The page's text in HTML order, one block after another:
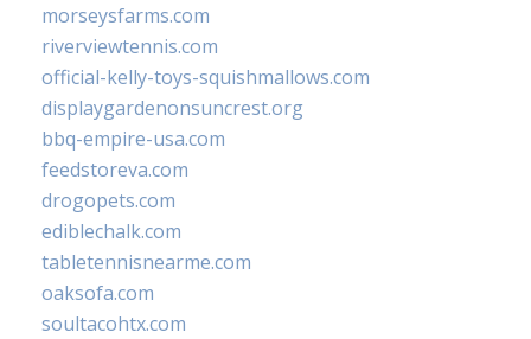
morseysfarms.com
riverviewtennis.com
official-kelly-toys-squishmallows.com
displaygardenonsuncrest.org
bbq-empire-usa.com
feedstoreva.com
drogopets.com
ediblechalk.com
tabletennisnearme.com
oaksofa.com
soultacohtx.com